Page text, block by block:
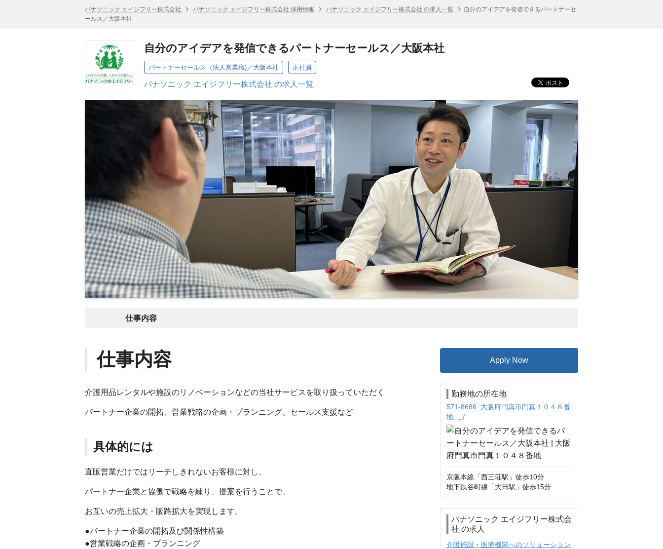
パナソニック エイジフリー株式会社 パナソニック エイジフリー株式会社 採用情報 パナソニック エイジフリー株式会社 の求人一覧
自分のアイデアを発信できるパートナーセ
ールス／大阪本社
自分のアイデアを発信できるパートナーセールス／大阪本社
パートナーセールス（法人営業職)／大阪本社 正社員
パナソニック エイジフリー株式会社 の求人一覧
仕事内容
仕事内容
介護用品レンタルや施設のリノベーションなどの当社サービスを取り扱っていただく
パートナー企業の開拓、営業戦略の企画・プランニング、セールス支援など
具体的には
直販営業だけではリーチしきれないお客様に対し、
パートナー企業と協働で戦略を練り、提案を行うことで、
お互いの売上拡大・販路拡大を実現します。
●パートナー企業の開拓及び関係性構築
●営業戦略の企画・プランニング
Apply Now
勤務地の所在地
571-8686 大阪府門真市門真１０４８番
地
京阪本線「西三荘駅」徒歩10分
地下鉄谷町線「大日駅」徒歩15分
パナソニック エイジフリー株式会
社 の求人
介護施設・医療機関へのソリューション